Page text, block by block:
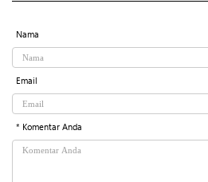
Nama
Email
* Komentar Anda